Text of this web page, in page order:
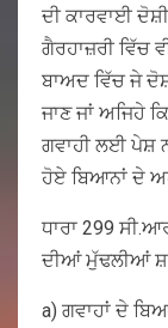
ਦੀ ਕਾਰਵਾਈ
ਗੈਰਹਾਜ਼ਰੀ ਵਿੱਚ
ਬਾਅਦ ਵਿੱਚ ਜੇ
ਜਾਣ ਜਾਂ ਅਜਿਹੇ
ਗਵਾਹੀ ਲਈ ਪੇਸ਼
ਹੋਏ ਬਿਆਨਾਂ ਦੇ
ਧਾਰਾ 299
ਦੀਆਂ ਮੁੱਢਲੀਆਂ
a) ਗਵਾਹਾਂ ਦੇ